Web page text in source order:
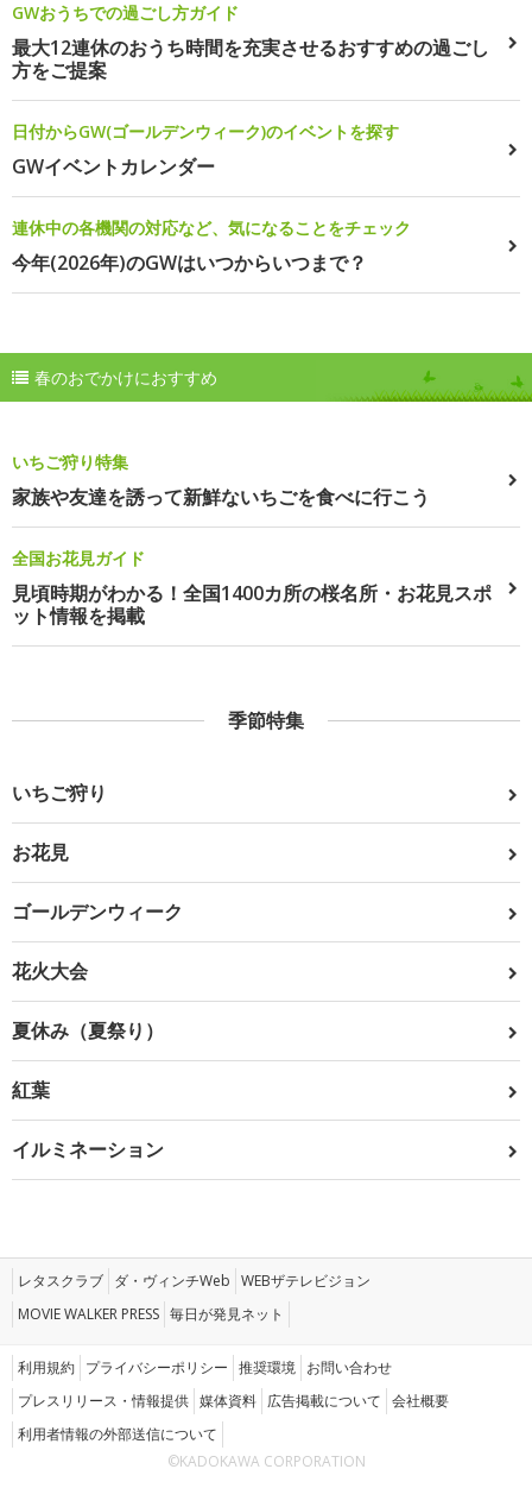
GWおうちでの過ごし方ガイド
最大12連休のおうち時間を充実させるおすすめの過ごし
方をご提案
日付からGW(ゴールデンウィーク)のイベントを探す
GWイベントカレンダー
連休中の各機関の対応など、気になることをチェック
今年(2026年)のGWはいつからいつまで？
春のおでかけにおすすめ
いちご狩り特集
家族や友達を誘って新鮮ないちごを食べに行こう
全国お花見ガイド
見頃時期がわかる！全国1400カ所の桜名所・お花見スポ
ット情報を掲載
季節特集
いちご狩り
お花見
ゴールデンウィーク
花火大会
夏休み（夏祭り）
紅葉
イルミネーション
レタスクラブ ダ・ヴィンチWeb WEBザテレビジョン
MOVIE WALKER PRESS 毎日が発見ネット
利用規約 プライバシーポリシー 推奨環境 お問い合わせ
プレスリリース・情報提供 媒体資料 広告掲載について 会社概要
利用者情報の外部送信について
©KADOKAWA CORPORATION